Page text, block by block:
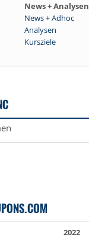
News + Analysen
News + Adhoc
Analysen
Kursziele
2022